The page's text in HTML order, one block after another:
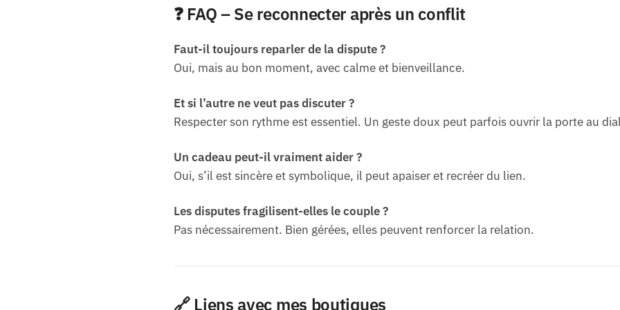
❓ FAQ – Se reconnecter après un conflit
Faut-il toujours reparler de la dispute ?
Oui, mais au bon moment, avec calme et bienveillance.
Et si l’autre ne veut pas discuter ?
Respecter son rythme est essentiel. Un geste doux peut parfois ouvrir la porte au
Un cadeau peut-il vraiment aider ?
Oui, s’il est sincère et symbolique, il peut apaiser et recréer du lien.
Les disputes fragilisent-elles le couple ?
Pas nécessairement. Bien gérées, elles peuvent renforcer la relation.
🔗 Liens avec mes boutiques